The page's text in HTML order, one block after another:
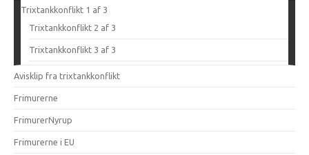
Trixtankkonflikt 1 af 3
Trixtankkonflikt 2 af 3
Trixtankkonflikt 3 af 3
Avisklip fra trixtankkonflikt
Frimurerne
FrimurerNyrup
Frimurerne i EU